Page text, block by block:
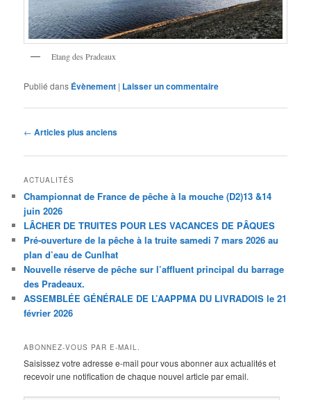
Etang des Pradeaux
Publié dans Évènement | Laisser un commentaire
Navigation
articles
← Articles plus anciens
ACTUALITÉS
Championnat de France de pêche à la mouche (D2)13 &14
juin 2026
LÂCHER DE TRUITES POUR LES VACANCES DE PÂQUES
Pré-ouverture de la pêche à la truite samedi 7 mars 2026 au
plan d’eau de Cunlhat
Nouvelle réserve de pêche sur l’affluent principal du barrage
des Pradeaux.
ASSEMBLÉE GÉNÉRALE DE L’AAPPMA DU LIVRADOIS le 21
février 2026
ABONNEZ-VOUS PAR E-MAIL.
Saisissez votre adresse e-mail pour vous abonner aux actualités et
recevoir une notification de chaque nouvel article par email.